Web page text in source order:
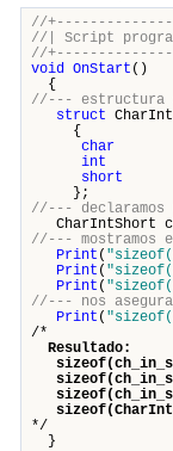
//
//|
//
void OnStart ()
{
//--- estructura
struct
{
char
int
short
};
//--- declaramos
CharIntShort
//--- mostramos
Print (
Print (
Print (
//--- nos
Print (
/*
Resultado:
*/
}